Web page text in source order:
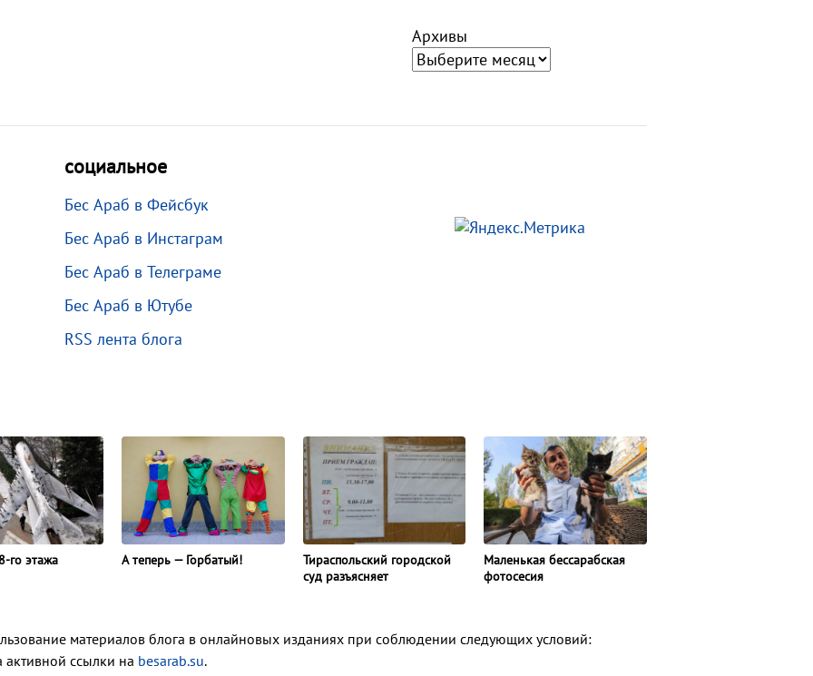
Архивы
социальное
Бес Араб в Фейсбук
Бес Араб в Инстаграм
Бес Араб в Телеграме
Бес Араб в Ютубе
RSS лента блога
го этажа А теперь — Горбатый!
Тираспольский городской
суд разъясняет
Маленькая бессарабская
фотосесия
материалов блога в онлайновых изданиях при соблюдении следующих условий:
активной ссылки на besarab.su.